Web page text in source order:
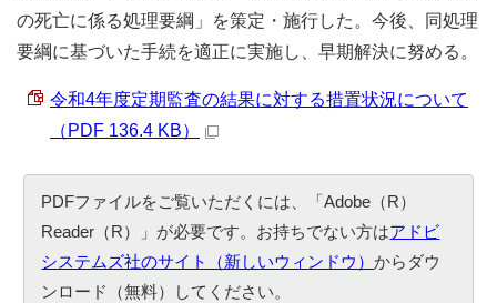
の死亡に係る処理要綱」を策定・施行した。今後、同処理
要綱に基づいた手続を適正に実施し、早期解決に努める。
令和4年度定期監査の結果に対する措置状況について
（PDF 136.4 KB）
PDFファイルをご覧いただくには、「Adobe（R）
Reader（R）」が必要です。お持ちでない方はアドビ
システムズ社のサイト（新しいウィンドウ）からダウ
ンロード（無料）してください。